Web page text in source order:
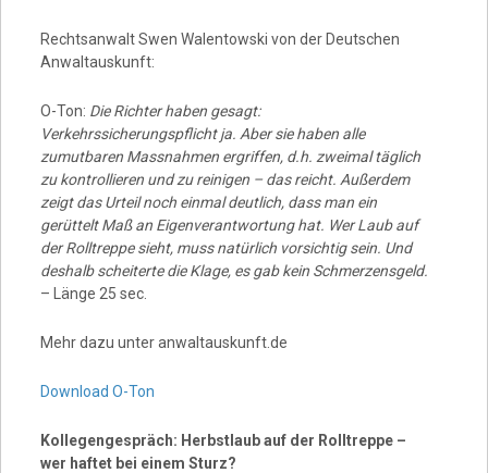
Rechtsanwalt Swen Walentowski von der Deutschen
Anwaltauskunft:
O-Ton: Die Richter haben gesagt:
Verkehrssicherungspflicht ja. Aber sie haben alle
zumutbaren Massnahmen ergriffen, d.h. zweimal täglich
zu kontrollieren und zu reinigen – das reicht. Außerdem
zeigt das Urteil noch einmal deutlich, dass man ein
gerüttelt Maß an Eigenverantwortung hat. Wer Laub auf
der Rolltreppe sieht, muss natürlich vorsichtig sein. Und
deshalb scheiterte die Klage, es gab kein Schmerzensgeld.
– Länge 25 sec.
Mehr dazu unter anwaltauskunft.de
Download O-Ton
Kollegengespräch: Herbstlaub auf der Rolltreppe –
wer haftet bei einem Sturz?